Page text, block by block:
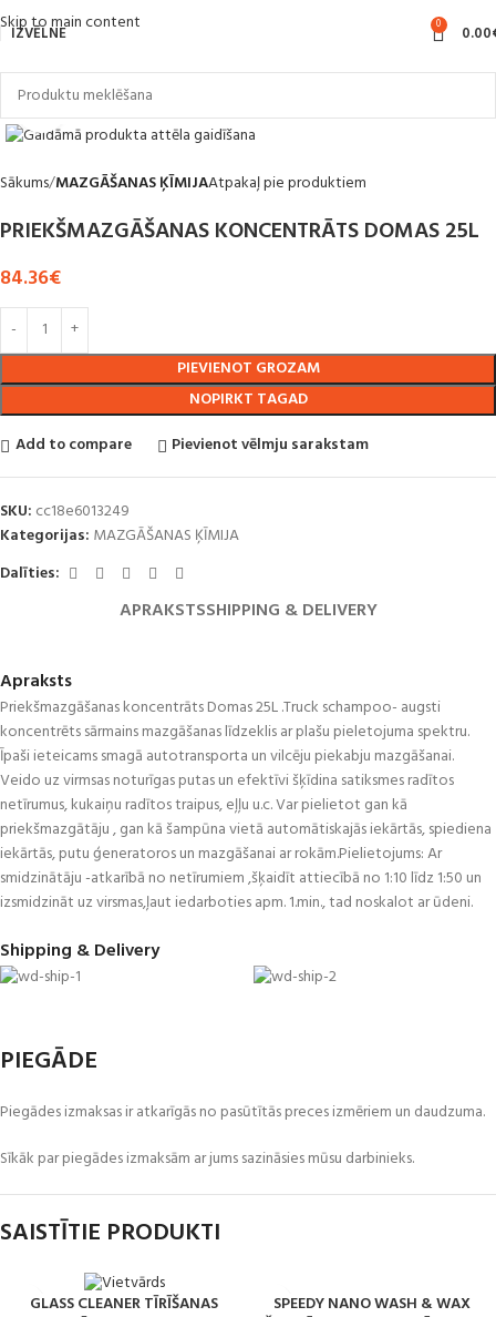
Skip to main content
IZVĒLNE 0 0.00
Sākums MAZGĀŠANAS ĶĪMIJAAtpakaļ pie produktiem
PRIEKŠMAZGĀŠANAS KONCENTRĀTS DOMAS 25L
84.36€
PIEVIENOT GROZAM
NOPIRKT TAGAD
Add to compare
Pievienot vēlmju sarakstam
SKU: cc18e6013249
Kategorijas: MAZGĀŠANAS ĶĪMIJA
Dalīties:
APRAKSTSSHIPPING & DELIVERY
Apraksts
Priekšmazgāšanas koncentrāts Domas 25L .Truck schampoo- augsti
koncentrēts sārmains mazgāšanas līdzeklis ar plašu pieletojuma spektru.
Īpaši ieteicams smagā autotransporta un vilcēju piekabju mazgāšanai.
Veido uz virmsas noturīgas putas un efektīvi šķīdina satiksmes radītos
netīrumus, kukaiņu radītos traipus, eļļu u.c. Var pielietot gan kā
priekšmazgātāju , gan kā šampūna vietā automātiskajās iekārtās, spiediena
iekārtās, putu ģeneratoros un mazgāšanai ar rokām.Pielietojums: Ar
smidzinātāju -atkarībā no netīrumiem ,šķaidīt attiecībā no 1:10 līdz 1:50 un
izsmidzināt uz virsmas,ļaut iedarboties apm. 1.min., tad noskalot ar ūdeni.
Shipping & Delivery
PIEGĀDE
Piegādes izmaksas ir atkarīgās no pasūtītās preces izmēriem un daudzuma.
Sīkāk par piegādes izmaksām ar jums sazināsies mūsu darbinieks.
SAISTĪTIE PRODUKTI
GLASS CLEANER TĪRĪŠANAS
SPEEDY NANO WASH & WAX